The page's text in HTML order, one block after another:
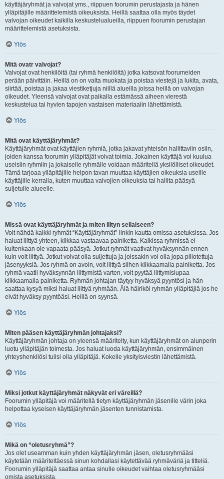
käyttäjäryhmät ja valvojat yms., riippuen foorumin perustajasta ja hänen
ylläpitäjille määrittelemistä oikeuksista. Heillä saattaa olla myös täydet
valvojan oikeudet kaikilla keskustelualueilla, riippuen foorumin perustajan
määrittelemistä asetuksista.
Ylös
Mitä ovatr valvojat?
Valvojat ovat henkilöitä (tai ryhmä henkilöitä) jotka katsovat foorumeiden
perään päivittäin. Heillä on on valta muokata ja poistaa viestejä ja lukita, avata,
siirtää, poistaa ja jakaa viestiketjuja niillä alueilla joissa heillä on valvojan
oikeudet. Yleensä valvojat ovat paikalla estämässä aiheen vierestä
keskustelua tai hyvien tapojen vastaisen materiaalin lähettämistä.
Ylös
Mitä ovat käyttäjäryhmät?
Käyttäjäryhmät ovat käyttäjien ryhmiä, jotka jakavat yhteisön hallittaviin osiin,
joiden kanssa foorumin ylläpitäjät voivat toimia. Jokainen käyttäjä voi kuulua
useisiin ryhmiin ja jokaiselle ryhmälle voidaan määritellä yksilölliset oikeudet.
Tämä tarjoaa ylläpitäjille helpon tavan muuttaa käyttäjien oikeuksia useille
käyttäjille kerralla, kuten muuttaa valvojien oikeuksia tai hallita pääsyä
suljetulle alueelle.
Ylös
Missä ovat käyttäjäryhmät ja miten liityn sellaiseen?
Voit nähdä kaikki ryhmät “Käyttäjäryhmät”-linkin kautta omissa asetuksissa. Jos
haluat liittyä yhteen, klikkaa vastaavaa painiketta. Kaikissa ryhmissä ei
kuitenkaan ole vapaata pääsyä. Jotkut ryhmät vaativat hyväksynnän ennen
kuin voit liittyä. Jotkut voivat olla suljettuja ja joissakin voi olla jopa piilotettuja
jäsenyyksiä. Jos ryhmä on avoin, voit liittyä siihen klikkaamalla painiketta. Jos
ryhmä vaatii hyväksynnän liittymistä varten, voit pyytää liittymislupaa
klikkaamalla painiketta. Ryhmän johtajan täytyy hyväksyä pyyntösi ja hän
saattaa kysyä miksi haluat liittyä ryhmään. Älä häiriköi ryhmän ylläpitäjiä jos he
eivät hyväksy pyyntöäsi. Heillä on syynsä.
Ylös
Miten pääsen käyttäjäryhmän johtajaksi?
Käyttäjäryhmän johtaja on yleensä määritelty, kun käyttäjäryhmät on alunperin
luotu ylläpitäjän toimesta. Jos haluat luoda käyttäjäryhmän, ensimmäinen
yhteyshenkilösi tulisi olla ylläpitäjä. Kokeile yksityisviestin lähettämistä.
Ylös
Miksi jotkut käyttäjäryhmät näkyvät eri väreillä?
Foorumin ylläpitäjä voi määritellä tietyn käyttäjäryhmän jäsenille värin joka
helpottaa kyseisen käyttäjäryhmän jäsenten tunnistamista.
Ylös
Mikä on “oletusryhmä”?
Jos olet useamman kuin yhden käyttäjäryhmän jäsen, oletusryhmääsi
käytetään määriteltäessä sinun kohdallasi käytettävää ryhmäväriä ja titteliä.
Foorumin ylläpitäjä saattaa antaa sinulle oikeudet vaihtaa oletusryhmääsi
omista asetuksista.